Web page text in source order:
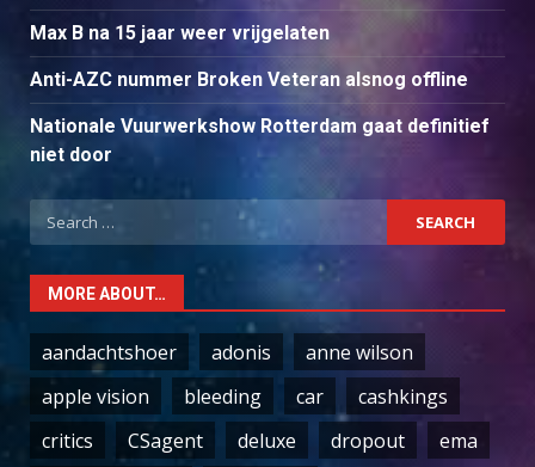
Max B na 15 jaar weer vrijgelaten
Anti-AZC nummer Broken Veteran alsnog offline
Nationale Vuurwerkshow Rotterdam gaat definitief
niet door
Search
for:
MORE ABOUT…
aandachtshoer adonis
anne wilson
apple vision
bleeding car
cashkings
critics
CSagent deluxe dropout
ema